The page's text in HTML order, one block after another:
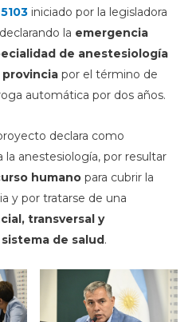
iniciado por la legisladora
la emergencia
de anestesiología
por el término de
automática por dos años.
declara como
la anestesiología, por resultar
humano para cubrir la
y por tratarse de una
transversal y
de salud.